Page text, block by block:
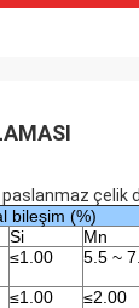
paslanmaz çelik
bileşim (%)
Si Mn
≤1.00 5.5 ~
≤1.00 ≤2.00